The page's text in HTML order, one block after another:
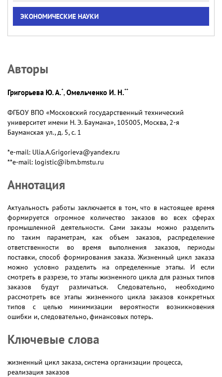
ЭКОНОМИЧЕСКИЕ НАУКИ
Авторы
Григорьева Ю. А.*,Омельченко И. Н.**
ФГБОУ ВПО «Московский государственный технический
университет имени Н. Э. Баумана», 105005, Москва, 2-я
Бауманская ул., д. 5, с. 1
*e-mail: Ulia.A.Grigorieva@yandex.ru
**e-mail: logistic@ibm.bmstu.ru
Аннотация
Актуальность работы заключается в том, что в настоящее время
формируется огромное количество заказов во всех сферах
промышленной деятельности. Сами заказы можно разделить
по таким параметрам, как объем заказов, распределение
ответственности во время выполнения заказов, периоды
поставки, способ формирования заказа. Жизненный цикл заказа
можно условно разделить на определенные этапы. И если
смотреть в разрезе, то этапы жизненного цикла для разных типов
заказов будут различаться. Следовательно, необходимо
рассмотреть все этапы жизненного цикла заказов конкретных
типов с целью минимизации вероятности возникновения
ошибки и, следовательно, финансовых потерь.
Ключевые слова
жизненный цикл заказа, система организации процесса,
реализация заказов